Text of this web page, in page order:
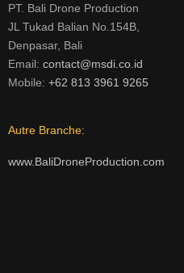
PT. Bali Drone Production
JL Tukad Balian No.154B,
Denpasar, Bali
Email: contact@msdi.co.id
Mobile: +62 813 3961 9265
Autre Branche:
www.BaliDroneProduction.com